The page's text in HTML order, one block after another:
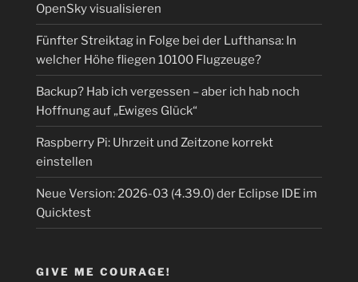
OpenSky visualisieren
Fünfter Streiktag in Folge bei der Lufthansa: In
welcher Höhe fliegen 10100 Flugzeuge?
Backup? Hab ich vergessen – aber ich hab noch
Hoffnung auf „Ewiges Glück“
Raspberry Pi: Uhrzeit und Zeitzone korrekt
einstellen
Neue Version: 2026-03 (4.39.0) der Eclipse IDE im
Quicktest
GIVE ME COURAGE!